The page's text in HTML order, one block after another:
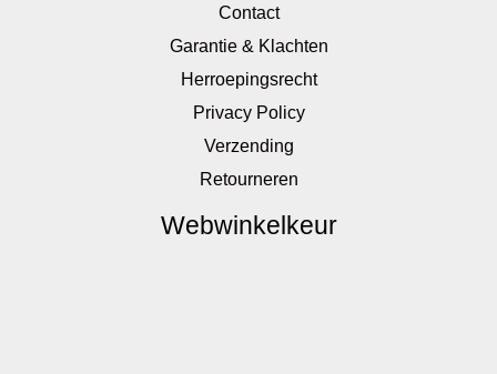
Contact
Garantie & Klachten
Herroepingsrecht
Privacy Policy
Verzending
Retourneren
Webwinkelkeur